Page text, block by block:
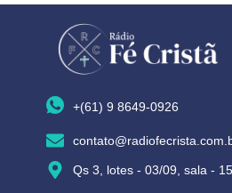
+(61) 9 8649-0926
Qs 3, lotes - 03/09, sala -